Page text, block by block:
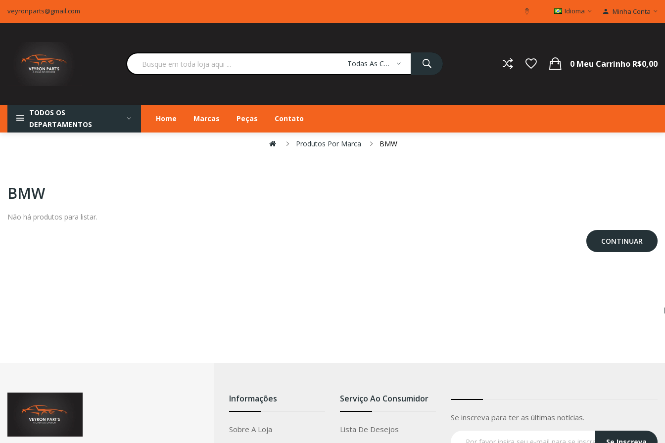
veyronparts@gmail.com Idioma Minha Conta
0 Meu Carrinho R$0,00
Todas As Categorias
TODOS OS
DEPARTAMENTOS
Home Marcas Peças Contato
Produtos Por Marca BMW
BMW
Não há produtos para listar.
CONTINUAR
Informações
Sobre A Loja
Serviço Ao Consumidor
Lista De Desejos
Se inscreva para ter as últimas notícias.